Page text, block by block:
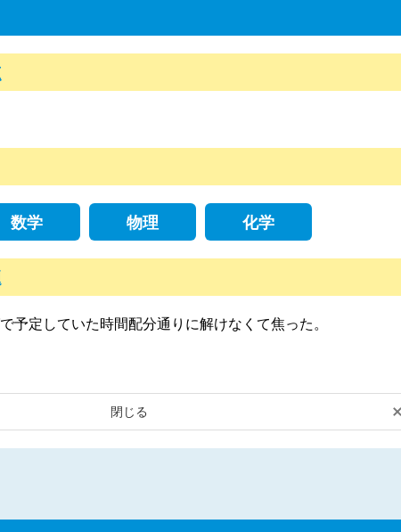
数学 物理 化学
予定していた時間配分通りに解けなくて焦った。
閉じる